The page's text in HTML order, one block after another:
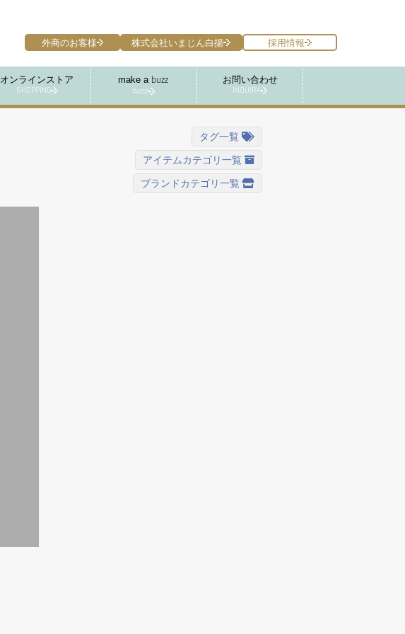
オンラインストア
SHOPPING
make a buzz
buzz
お問い合わせ
INQUIRY
外商のお客様 株式会社いまじん白揚 採用情報
タグ一覧
アイテムカテゴリ一覧
ブランドカテゴリ一覧